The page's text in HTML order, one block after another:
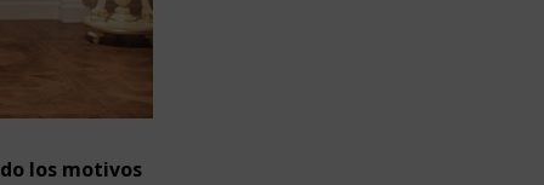
los motivos